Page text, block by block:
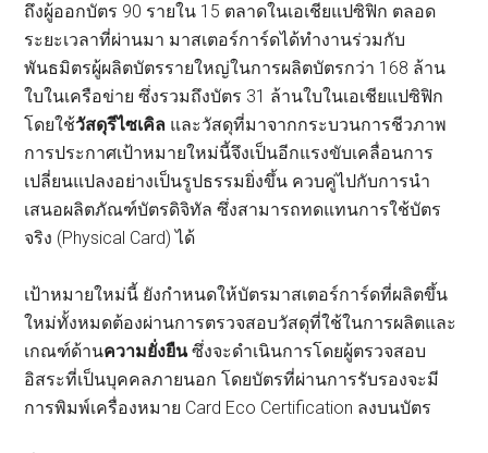
ถึงผู้ออกบัตร 90 รายใน 15 ตลาดในเอเชียแปซิฟิก ตลอด
ระยะเวลาที่ผ่านมา มาสเตอร์การ์ดได้ทำงานร่วมกับ
พันธมิตรผู้ผลิตบัตรรายใหญ่ในการผลิตบัตรกว่า 168 ล้าน
ใบในเครือข่าย ซึ่งรวมถึงบัตร 31 ล้านใบในเอเชียแปซิฟิก
โดยใช้วัสดุรีไซเคิล และวัสดุที่มาจากกระบวนการชีวภาพ
การประกาศเป้าหมายใหม่นี้จึงเป็นอีกแรงขับเคลื่อนการ
เปลี่ยนแปลงอย่างเป็นรูปธรรมยิ่งขึ้น ควบคู่ไปกับการนำ
เสนอผลิตภัณฑ์บัตรดิจิทัล ซึ่งสามารถทดแทนการใช้บัตร
จริง (Physical Card) ได้
เป้าหมายใหม่นี้ ยังกำหนดให้บัตรมาสเตอร์การ์ดที่ผลิตขึ้น
ใหม่ทั้งหมดต้องผ่านการตรวจสอบวัสดุที่ใช้ในการผลิตและ
เกณฑ์ด้านความยั่งยืนซึ่งจะดำเนินการโดยผู้ตรวจสอบ
อิสระที่เป็นบุคคลภายนอก โดยบัตรที่ผ่านการรับรองจะมี
การพิมพ์เครื่องหมาย Card Eco Certification ลงบนบัตร